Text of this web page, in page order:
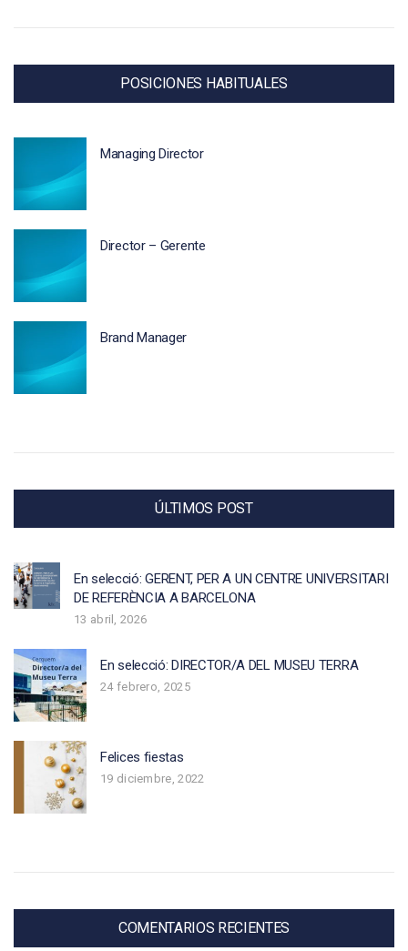
POSICIONES HABITUALES
Managing Director
Director – Gerente
Brand Manager
ÚLTIMOS POST
En selecció: GERENT, PER A UN CENTRE UNIVERSITARI
DE REFERÈNCIA A BARCELONA
13 abril, 2026
En selecció: DIRECTOR/A DEL MUSEU TERRA
24 febrero, 2025
Felices fiestas
19 diciembre, 2022
COMENTARIOS RECIENTES